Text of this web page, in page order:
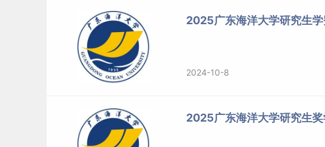
4.考生学业水平必须符合下列条件之一：
（1）国家承认学历的应届本科
业生）及自学 考试和网络教育届时可毕业本科生。考生录取
的本科毕业证书或教育部留学服务中心出具的《国（境）外
（2）具有国家承认的大学本科毕业学历的人员。
（3）获得国家承认的高职高专毕业学历后满2年（毕业后到
2025广东海洋大学研究生
2024-10-8
2025广东海洋大学研究生